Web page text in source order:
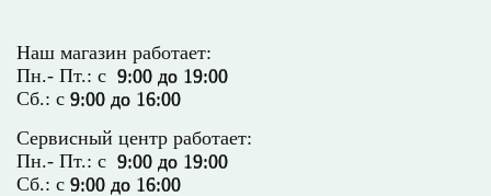
Наш магазин работает:
Пн.- Пт.: с 9:00 до 19:00
Сб.: с 9:00 до 16:00
Сервисный центр работает:
Пн.- Пт.: с 9:00 до 19:00
Сб.: с 9:00 до 16:00